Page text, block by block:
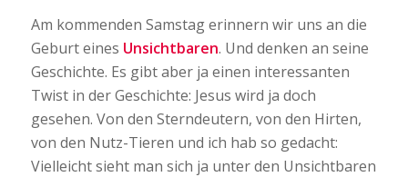
Am kommenden Samstag erinnern wir uns an die
Geburt eines Unsichtbaren. Und denken an seine
Geschichte. Es gibt aber ja einen interessanten
Twist in der Geschichte: Jesus wird ja doch
gesehen. Von den Sterndeutern, von den Hirten,
von den Nutz-Tieren und ich hab so gedacht:
Vielleicht sieht man sich ja unter den Unsichtbaren